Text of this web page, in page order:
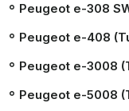
Peugeot e-308
Peugeot e-408
Peugeot e-3008
Peugeot e-5008